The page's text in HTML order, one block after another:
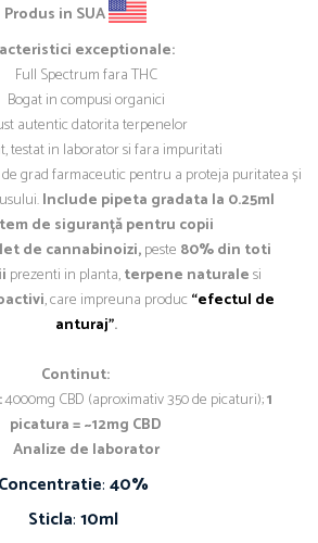
Produs in SUA
exceptionale:
Full Spectrum fara THC
Bogat in compusi organici
autentic datorita terpenelor
testat in laborator si fara impuritati
grad farmaceutic pentru a proteja puritatea și
Include pipeta gradata la 0.25ml
de siguranță pentru copii
de cannabinoizi,peste 80% din toti
prezenti in planta,terpene naturalesi
, care impreuna produc “efectul de
anturaj”.
Continut:
4000mg CBD (aproximativ 350 de picaturi);1
picatura = ~12mg CBD
Analize de laborator
Concentratie:40%
Sticla:10ml